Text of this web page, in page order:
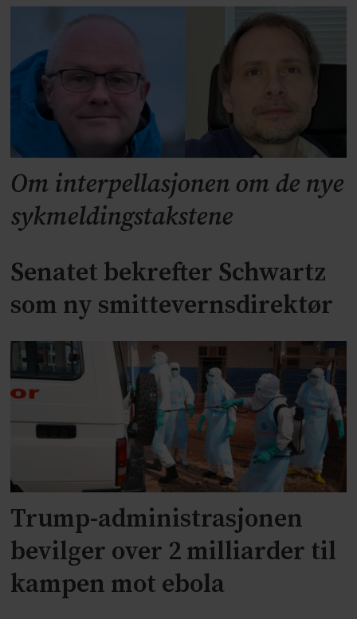
Om interpellasjonen om de nye
sykmeldingstakstene
Senatet bekrefter Schwartz
som ny smittevernsdirektør
Trump-administrasjonen
bevilger over 2 milliarder til
kampen mot ebola